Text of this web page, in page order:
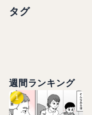
タグ
週間ランキング